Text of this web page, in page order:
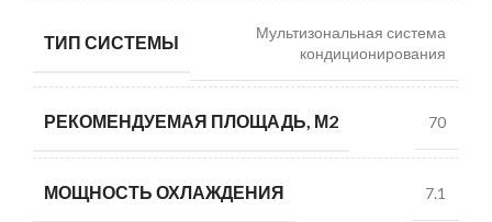
ТИП СИСТЕМЫ
Мультизональная система
кондиционирования
РЕКОМЕНДУЕМАЯ ПЛОЩАДЬ, М2 70
МОЩНОСТЬ ОХЛАЖДЕНИЯ 7.1